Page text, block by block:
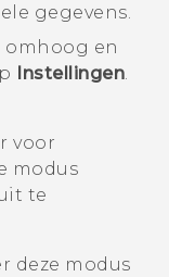
gegevens.
omhoog en
Instellingen.
voor
modus
te
deze modus